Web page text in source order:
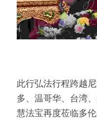
此行弘法行程跨越
多、温哥华、台湾
慧法宝再度莅临多